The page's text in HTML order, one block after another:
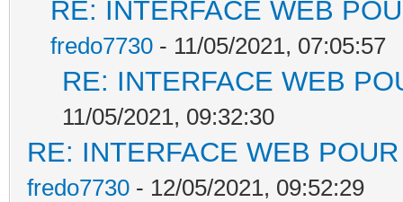
RE: INTERFACE WEB
fredo7730 - 11/05/2021, 07:05:57
RE: INTERFACE WEB
11/05/2021, 09:32:30
RE: INTERFACE WEB
fredo7730 - 12/05/2021, 09:52:29